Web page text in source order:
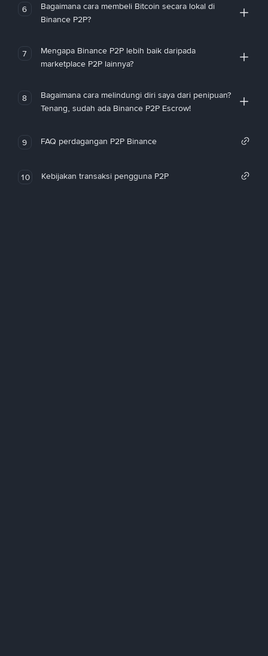
6
Bagaimana cara membeli Bitcoin secara lokal di
Binance P2P?
7
Mengapa Binance P2P lebih baik daripada
marketplace P2P lainnya?
8
Bagaimana cara melindungi diri saya dari penipuan?
Tenang, sudah ada Binance P2P Escrow!
9 FAQ perdagangan P2P Binance
10 Kebijakan transaksi pengguna P2P